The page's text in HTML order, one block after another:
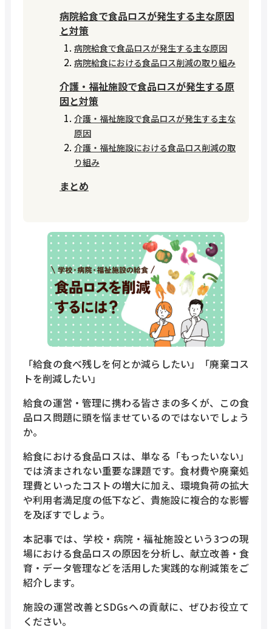
病院給食で食品ロスが発生する主な原因
と対策
病院給食で食品ロスが発生する主な原因
病院給食における食品ロス削減の取り組み
介護・福祉施設で食品ロスが発生する原
因と対策
介護・福祉施設で食品ロスが発生する主な
原因
介護・福祉施設における食品ロス削減の取
り組み
まとめ
「給食の食べ残しを何とか減らしたい」「廃棄コス
トを削減したい」
給食の運営・管理に携わる皆さまの多くが、この食
品ロス問題に頭を悩ませているのではないでしょう
か。
給食における食品ロスは、単なる「もったいない」
では済まされない重要な課題です。食材費や廃棄処
理費といったコストの増大に加え、環境負荷の拡大
や利用者満足度の低下など、貴施設に複合的な影響
を及ぼすでしょう。
本記事では、学校・病院・福祉施設という3つの現
場における食品ロスの原因を分析し、献立改善・食
育・データ管理などを活用した実践的な削減策をご
紹介します。
施設の運営改善とSDGsへの貢献に、ぜひお役立て
ください。